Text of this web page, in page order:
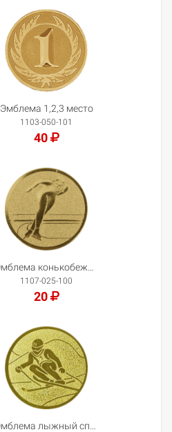
Добавить в корзину
Эмблема 1,2,3 место
1103-050-101
40
Добавить в корзину
1107-025-100
20
Добавить в корзину